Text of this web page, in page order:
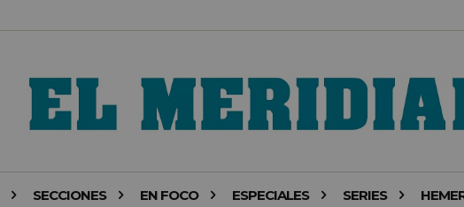
SECCIONES EN FOCO ESPECIALES SERIES